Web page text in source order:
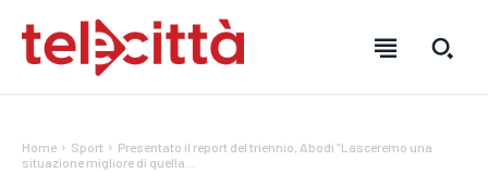
Home Sport
Presentato il report del triennio, Abodi “Lasceremo una
situazione migliore di quella...